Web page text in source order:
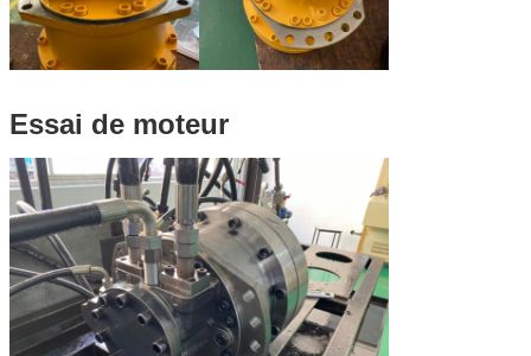
Essai de moteur